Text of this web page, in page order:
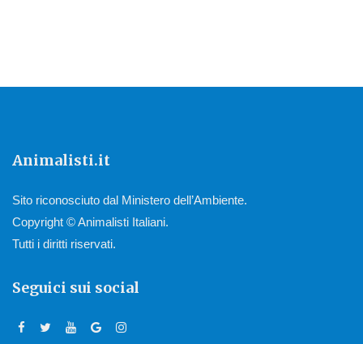
Animalisti.it
Sito riconosciuto dal Ministero dell’Ambiente.
Copyright © Animalisti Italiani.
Tutti i diritti riservati.
Seguici sui social